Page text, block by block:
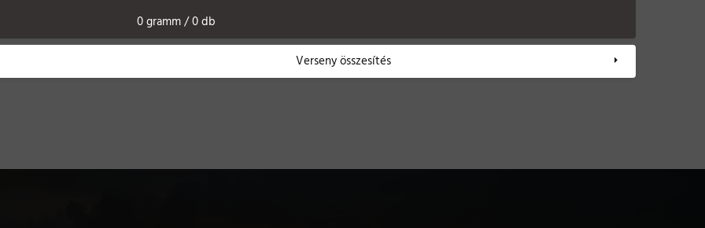
0 gramm / 0 db
Verseny összesítés